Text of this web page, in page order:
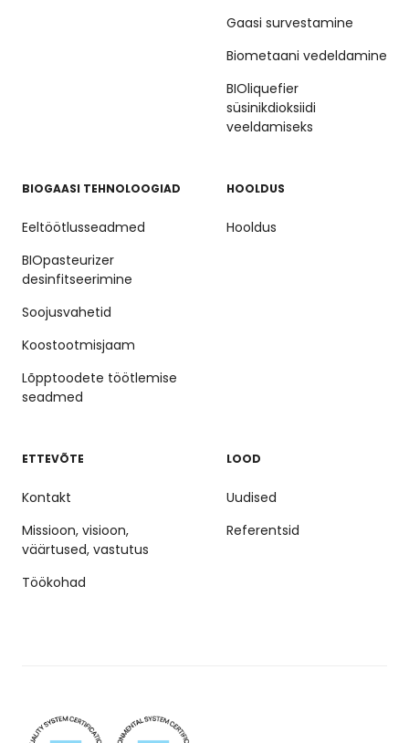
Gaasi survestamine
Biometaani vedeldamine
BIOliquefier
süsinikdioksiidi
veeldamiseks
BIOGAASI TEHNOLOOGIAD
Eeltöötlusseadmed
BIOpasteurizer
desinfitseerimine
Soojusvahetid
Koostootmisjaam
Lõpptoodete töötlemise
seadmed
HOOLDUS
Hooldus
ETTEVÕTE
Kontakt
Missioon, visioon,
väärtused, vastutus
Töökohad
LOOD
Uudised
Referentsid